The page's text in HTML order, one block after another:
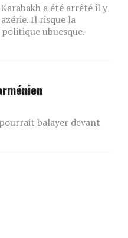
a été arrêté il y
Il risque la
ubuesque.
balayer devant